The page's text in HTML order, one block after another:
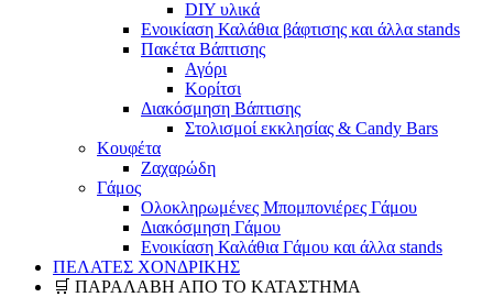
DIY υλικά
Ενοικίαση Καλάθια βάφτισης και άλλα stands
Πακέτα Βάπτισης
Αγόρι
Κορίτσι
Διακόσμηση Βάπτισης
Στολισμοί εκκλησίας & Candy Bars
Κουφέτα
Ζαχαρώδη
Γάμος
Ολοκληρωμένες Μπομπονιέρες Γάμου
Διακόσμηση Γάμου
Ενοικίαση Καλάθια Γάμου και άλλα stands
ΠΕΛΑΤΕΣ ΧΟΝΔΡΙΚΗΣ
🛒 ΠΑΡΑΛΑΒΗ ΑΠΟ ΤΟ ΚΑΤΑΣΤΗΜΑ